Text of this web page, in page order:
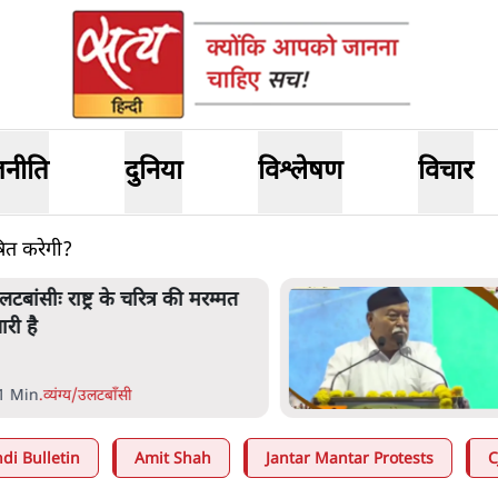
दुनिया विश्लेषण विचार
करेगी?
राष्ट्र के चरित्र की मरम्मत
है
Min.व्यंग्य/उलटबाँसी
Bulletin Amit Shah Jantar Mantar Protests